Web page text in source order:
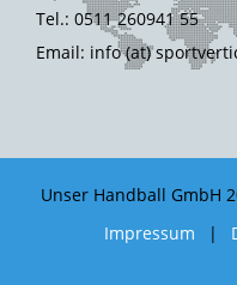
Tel.: 0511 260941 55
Email: info (at)
Unser Handball GmbH
Impressum
|